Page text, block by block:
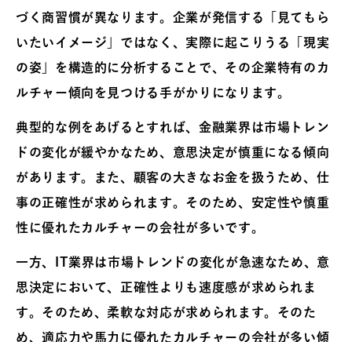
づく商習慣が異なります。企業が発信する「見てもら
いたいイメージ」ではなく、実際に起こりうる「現実
の姿」を構造的に分析することで、その企業特有のカ
ルチャー傾向を見つける手がかりになります。
典型的な例をあげるとすれば、金融業界は市場トレン
ドの変化が緩やかなため、意思決定が慎重になる傾向
があります。また、顧客の大きなお金を扱うため、仕
事の正確性が求められます。そのため、安定性や慎重
性に優れたカルチャーの会社が多いです。
一方、IT業界は市場トレンドの変化が急速なため、意
思決定において、正確性よりも速度感が求められま
す。そのため、柔軟な対応が求められます。そのた
め、適応力や馬力に優れたカルチャーの会社が多い傾